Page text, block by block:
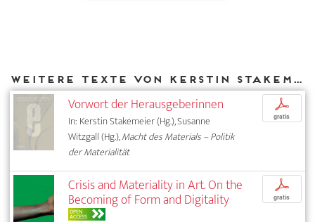
Weitere Texte von Kerstin Stakemeier bei DIAPHANES
Vorwort der Herausgeberinnen
In: Kerstin Stakemeier (Hg.), Susanne
Witzgall (Hg.),Macht des Materials – Politik
der Materialität
p
gratis
Crisis and Materiality in Art. On the
Becoming of Form and Digitality
OPEN
ACCESS
p
gratis